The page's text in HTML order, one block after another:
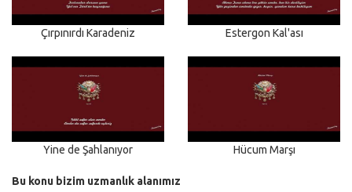
Çırpınırdı Karadeniz Estergon Kal'ası
Yine de Şahlanıyor Hücum Marşı
Bu konu bizim uzmanlık alanımız